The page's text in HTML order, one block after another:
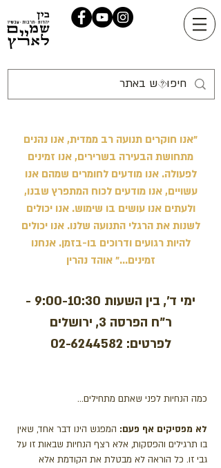
"אנו חוקרים תנועה רב ממדית, אנו נהנים
מתחושת הבעירה בשרירים, אנו זמינים
לפעולה. אנו מודעים לחומרים שמהם אנו
עשויים, אנו מודעים לכוח המתפרץ שבנו,
ולעתים אנו עושים בו שימוש. אנו יכולים
לשנות את הרגלי התנועה שלנו. אנו יכולים
להיות רגועים ודרוכים בו-בזמן. אנחנו
זמינים…" אוהד נהרין
ימי ד', בין השעות 9:00-10:30 -
ר"ח הפרסה 3, ירושלים
לפרטים: 02-6244582
כמה הנחיות לפני שאתם מתחילים…
לא מפסיקים אף פעם: המפגש הינו דבר אחד, שאין
בו תרגילים והפסקות, אלא רצף הנחיות שבאות זו על
גבי זו. כל הוראה לא מבטלת את הקודמת אלא